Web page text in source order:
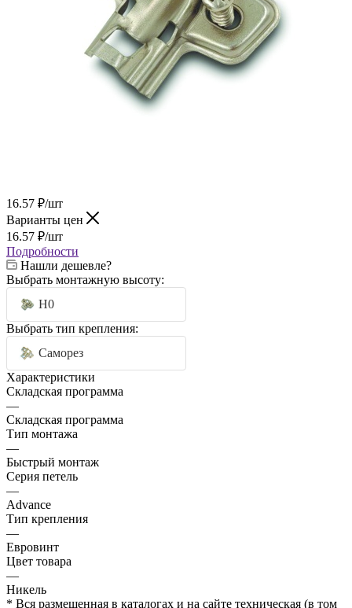
16.57 ₽/шт
Варианты цен
16.57 ₽/шт
Подробности
Нашли дешевле?
Выбрать монтажную высоту:
H0
Выбрать тип крепления:
Саморез
Характеристики
Складская программа
—
Складская программа
Тип монтажа
—
Быстрый монтаж
Серия петель
—
Advance
Тип крепления
—
Евровинт
Цвет товара
—
Никель
* Вся размещенная в каталогах и на сайте техническая (в том